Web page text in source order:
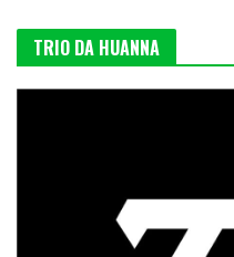
TRIO DA HUANNA